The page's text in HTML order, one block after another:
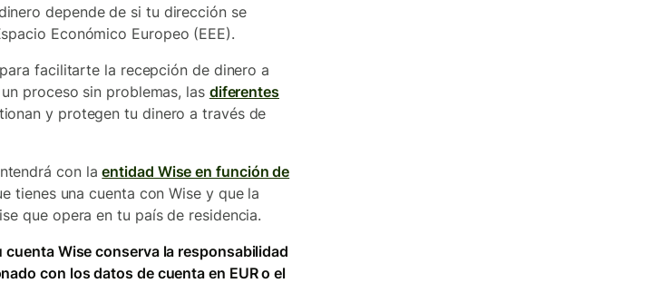
depende de si tu dirección se
Económico Europeo (EEE).
facilitarte la recepción de dinero a
proceso sin problemas, las diferentes
y protegen tu dinero a través de
con laentidad Wise en función de
tienes una cuenta con Wise y que la
que opera en tu país de residencia.
Wise conserva la responsabilidad
con los datos de cuenta en EUR o el